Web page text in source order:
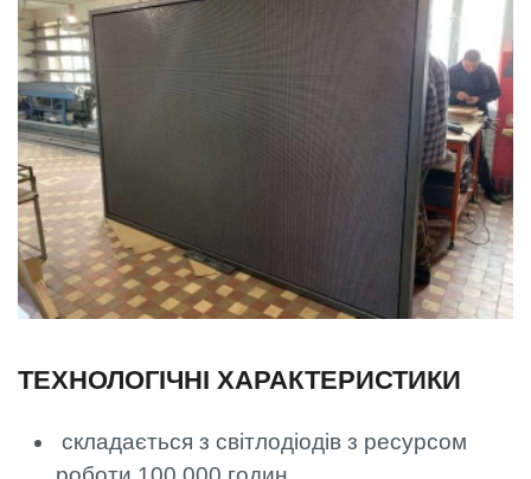
ТЕХНОЛОГІЧНІ ХАРАКТЕРИСТИКИ
складається з світлодіодів з ресурсом